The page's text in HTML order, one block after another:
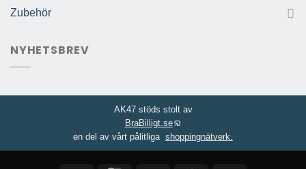
Zubehör
NYHETSBREV
AK47 stöds stolt av
BraBilligt.se
en del av vårt pålitliga shoppingnätverk.